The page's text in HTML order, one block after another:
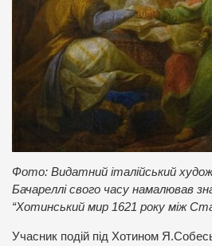
Фото: Видатний італійський
Бачареллі свого часу намалював
“Хотинський мир 1621 року між
Учасник подій під Хотином